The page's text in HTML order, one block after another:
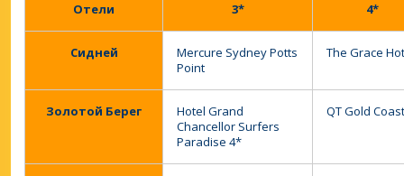
Отели 3* 4*
Сидней
Mercure Sydney Potts
Point
The Grace
Золотой Берег
Hotel Grand
Chancellor Surfers
Paradise 4*
QT Gold Coast